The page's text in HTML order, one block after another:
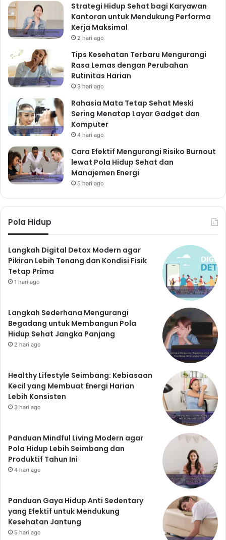
Strategi Hidup Sehat bagi Karyawan
Kantoran untuk Mendukung Performa
Kerja Maksimal
2 hari ago
Tips Kesehatan Terbaru Mengurangi
Rasa Lemas dengan Perubahan
Rutinitas Harian
3 hari ago
Rahasia Mata Tetap Sehat Meski
Sering Menatap Layar Gadget dan
Komputer
4 hari ago
Cara Efektif Mengurangi Risiko Burnout
lewat Pola Hidup Sehat dan
Manajemen Energi
5 hari ago
Pola Hidup
Langkah Digital Detox Modern agar
Pikiran Lebih Tenang dan Kondisi Fisik
Tetap Prima
1 hari ago
Langkah Sederhana Mengurangi
Begadang untuk Membangun Pola
Hidup Sehat Jangka Panjang
2 hari ago
Healthy Lifestyle Seimbang: Kebiasaan
Kecil yang Membuat Energi Harian
Lebih Konsisten
3 hari ago
Panduan Mindful Living Modern agar
Pola Hidup Lebih Seimbang dan
Produktif Tahun Ini
4 hari ago
Panduan Gaya Hidup Anti Sedentary
yang Efektif untuk Mendukung
Kesehatan Jantung
5 hari ago